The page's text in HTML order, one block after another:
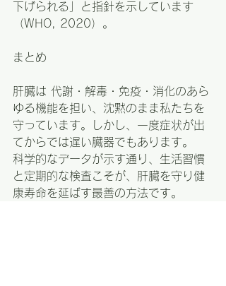
下げられる」と指針を示しています
（WHO, 2020）。
まとめ
肝臓は 代謝・解毒・免疫・消化のあら
ゆる機能を担い、沈黙のまま私たちを
守っています。しかし、一度症状が出
てからでは遅い臓器でもあります。
科学的なデータが示す通り、生活習慣
と定期的な検査こそが、肝臓を守り健
康寿命を延ばす最善の方法です。